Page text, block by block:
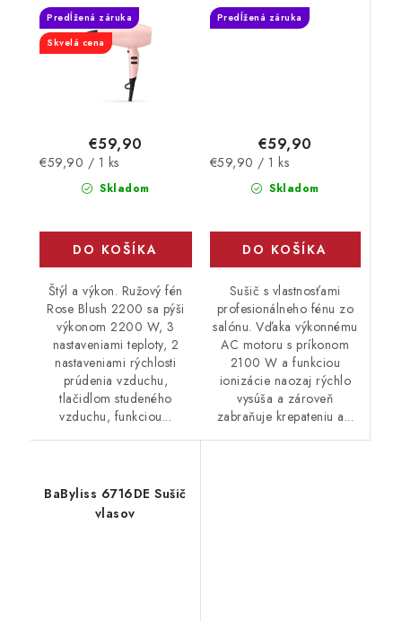
Predĺžená záruka
Skvelá cena
Skladom
€59,90
Jednotková
€59,90 / 1 ks
DO KOŠÍKA
Štýl a výkon. Ružový fén
Rose Blush 2200 sa pýši
výkonom 2200 W, 3
nastaveniami teploty, 2
nastaveniami rýchlosti
prúdenia vzduchu,
tlačidlom studeného
vzduchu, funkciou...
Predĺžená záruka
Skladom
€59,90
Jednotková
€59,90 / 1 ks
DO KOŠÍKA
Sušič s vlastnosťami
profesionálneho fénu zo
salónu. Vďaka výkonnému
AC motoru s príkonom
2100 W a funkciou
ionizácie naozaj rýchlo
vysúša a zároveň
zabraňuje krepateniu a...
BaByliss 6716DE Sušič
vlasov